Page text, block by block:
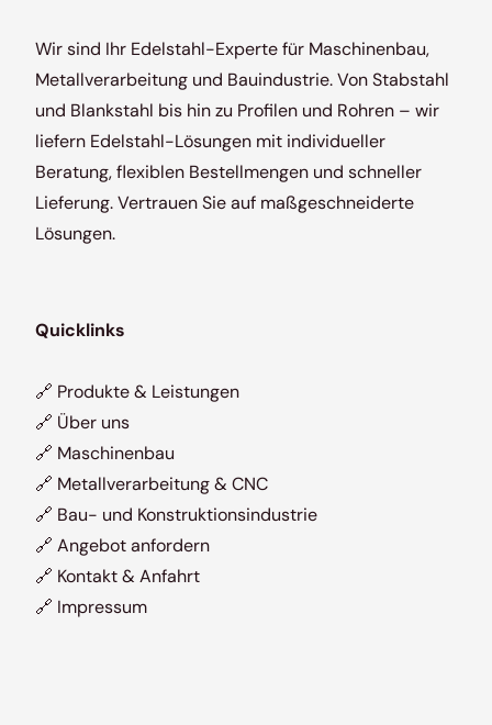
Wir sind Ihr Edelstahl-Experte für Maschinenbau,
Metallverarbeitung und Bauindustrie. Von Stabstahl
und Blankstahl bis hin zu Profilen und Rohren – wir
liefern Edelstahl-Lösungen mit individueller
Beratung, flexiblen Bestellmengen und schneller
Lieferung. Vertrauen Sie auf maßgeschneiderte
Lösungen.
Quicklinks
🔗 Produkte & Leistungen
🔗 Über uns
🔗 Maschinenbau
🔗 Metallverarbeitung & CNC
🔗 Bau- und Konstruktionsindustrie
🔗 Angebot anfordern
🔗 Kontakt & Anfahrt
🔗 Impressum